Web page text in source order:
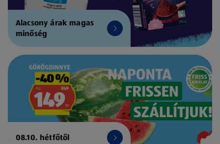
Alacsony árak magas
minőség
08.10. hétfőtől